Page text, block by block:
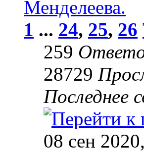
Менделеева.
1 ... 24, 25, 26
259
28729
Последнее
08 сен